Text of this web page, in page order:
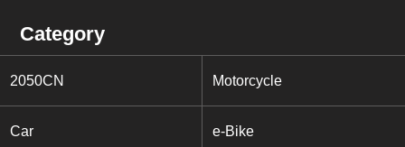
Category
2050CN Motorcycle
Car e-Bike